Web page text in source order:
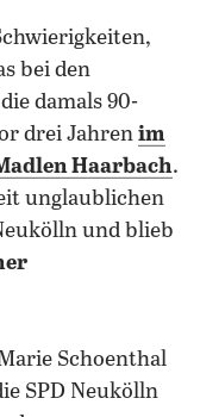
bei den
damals 90-
drei Jahrenim
Haarbach.
unglaublichen
und blieb
Schoenthal
SPD Neukölln